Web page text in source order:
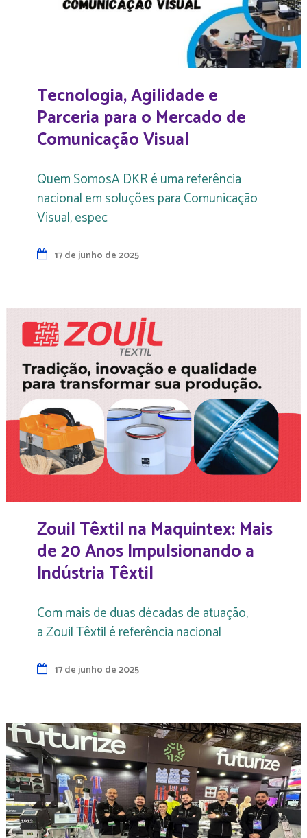
Tecnologia, Agilidade e
Parceria para o Mercado de
Comunicação Visual
Quem SomosA DKR é uma referência
nacional em soluções para Comunicação
Visual, espec
17 de junho de 2025
Zouil Têxtil na Maquintex: Mais
de 20 Anos Impulsionando a
Indústria Têxtil
Com mais de duas décadas de atuação,
a Zouil Têxtil é referência nacional
17 de junho de 2025